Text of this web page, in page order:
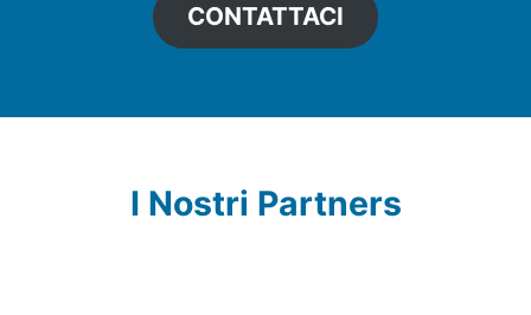
CONTATTACI
I Nostri Partners